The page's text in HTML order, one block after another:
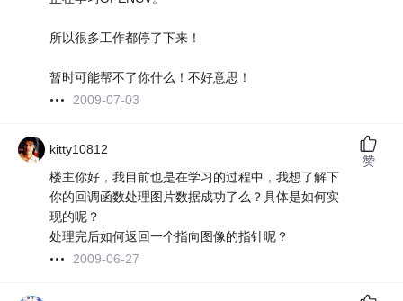
所以很多工作都停了下来！
暂时可能帮不了你什么！不好意思！
2009-07-03
kitty10812
楼主你好，我目前也是在学习的过程中，我想了解下
你的回调函数处理图片数据成功了么？具体是如何实
现的呢？
处理完后如何返回一个指向图像的指针呢？
2009-06-27
赞